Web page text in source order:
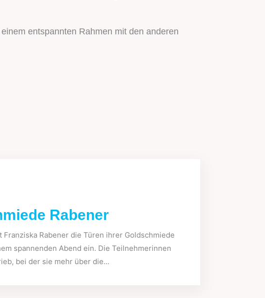
entspannten Rahmen mit den anderen
Rabener
Rabener die Türen ihrer Goldschmiede
spannenden Abend ein. Die Teilnehmerinnen
bei der sie mehr über die...